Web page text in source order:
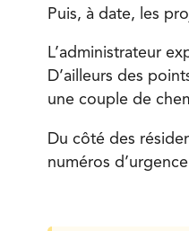
Puis, à date, les
L’administrateur
D’ailleurs des
une couple de
Du côté des
numéros